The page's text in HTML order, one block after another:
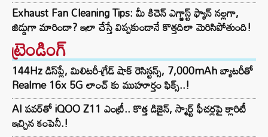
Exhaust Fan Cleaning Tips: మీ కిచెన్ ఎగ్జాస్ట్ ఫ్యాన్ నల్లగా,
జిడ్డుగా మారిందా? ఇలా చేస్తే విప్పకుండానే కొత్తదిలా మెరిసిపోతుంది!
ట్రెండింగ్‌
144Hz డిస్‌ప్లే, మిలిటరీ-గ్రేడ్ షాక్ రెసిస్టన్స్, 7,000mAh బ్యాటరీతో
Realme 16x 5G లాంచ్ కు ముహూర్తం ఫిక్స్..!
AI పవర్‌తో iQOO Z11 ఎంట్రీ.. కొత్త డిజైన్, స్మార్ట్ ఫీచర్లపై క్లారిటీ
ఇచ్చిన కంపెనీ.!